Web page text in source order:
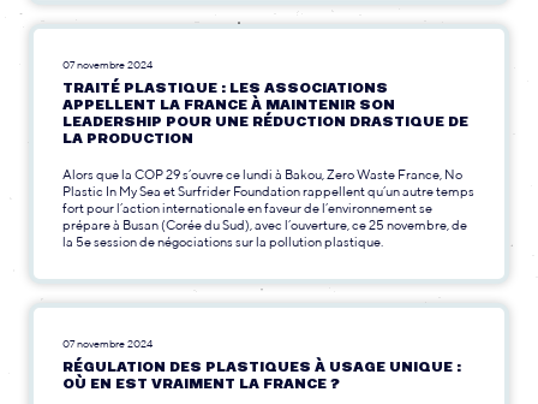
07 novembre 2024
TRAITÉ PLASTIQUE : LES ASSOCIATIONS
APPELLENT LA FRANCE À MAINTENIR SON
LEADERSHIP POUR UNE RÉDUCTION DRASTIQUE DE
LA PRODUCTION
Alors que la COP 29 s’ouvre ce lundi à Bakou, Zero Waste France, No
Plastic In My Sea et Surfrider Foundation rappellent qu’un autre temps
fort pour l’action internationale en faveur de l’environnement se
prépare à Busan (Corée du Sud), avec l’ouverture, ce 25 novembre, de
la 5e session de négociations sur la pollution plastique.
07 novembre 2024
RÉGULATION DES PLASTIQUES À USAGE UNIQUE :
OÙ EN EST VRAIMENT LA FRANCE ?